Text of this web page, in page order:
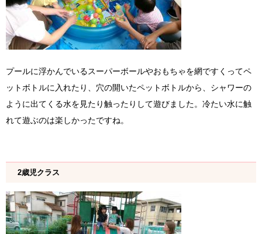
プールに浮かんでいるスーパーボールやおもちゃを網ですくってペ
ットボトルに入れたり、穴の開いたペットボトルから、シャワーの
ように出てくる水を見たり触ったりして遊びました。冷たい水に触
れて遊ぶのは楽しかったですね。
2歳児クラス